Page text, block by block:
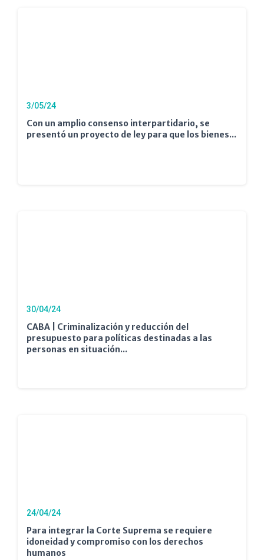
3/05/24
Con un amplio consenso interpartidario, se
presentó un proyecto de ley para que los bienes...
30/04/24
CABA | Criminalización y reducción del
presupuesto para políticas destinadas a las
personas en situación...
24/04/24
Para integrar la Corte Suprema se requiere
idoneidad y compromiso con los derechos
humanos